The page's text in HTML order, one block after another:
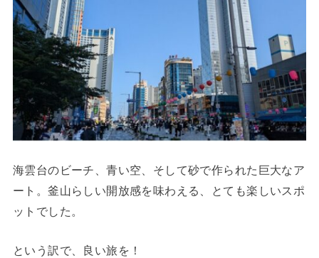
海雲台のビーチ、青い空、そして砂で作られた巨大なア
ート。釜山らしい開放感を味わえる、とても楽しいスポ
ットでした。
という訳で、良い旅を！